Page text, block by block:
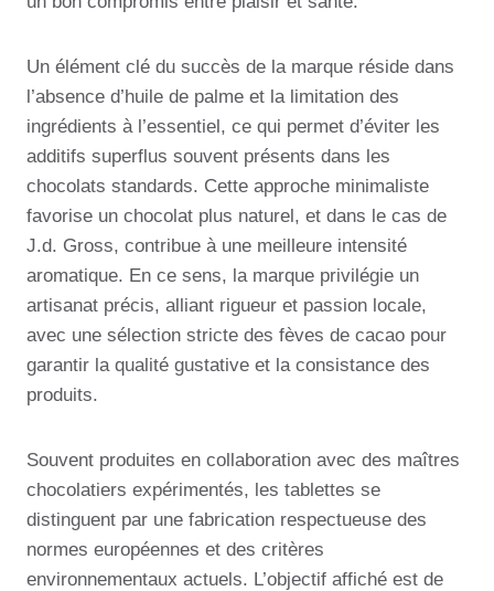
Un élément clé du succès de la marque réside dans
l’absence d’huile de palme et la limitation des
ingrédients à l’essentiel, ce qui permet d’éviter les
additifs superflus souvent présents dans les
chocolats standards. Cette approche minimaliste
favorise un chocolat plus naturel, et dans le cas de
J.d. Gross, contribue à une meilleure intensité
aromatique. En ce sens, la marque privilégie un
artisanat précis, alliant rigueur et passion locale,
avec une sélection stricte des fèves de cacao pour
garantir la qualité gustative et la consistance des
produits.
Souvent produites en collaboration avec des maîtres
chocolatiers expérimentés, les tablettes se
distinguent par une fabrication respectueuse des
normes européennes et des critères
environnementaux actuels. L’objectif affiché est de